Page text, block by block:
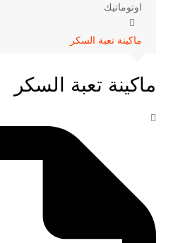
اوتوماتيك
ماكينة تعبة السكر
ماكينة تعبة السكر